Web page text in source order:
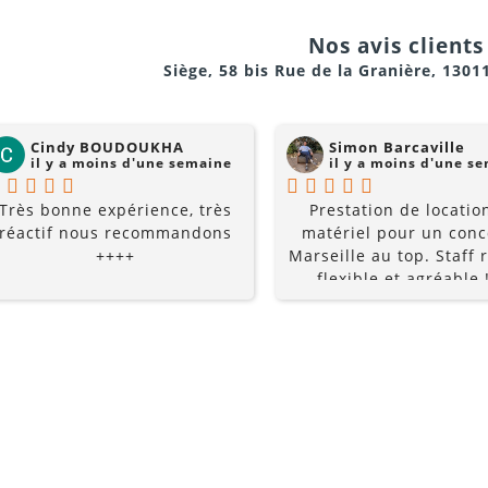
chercher ailleurs? Je
recommande fortement
Nos avis clients
Siège, 58 bis Rue de la Granière,
Cindy BOUDOUKHA
il y a moins d'une semaine
Très bonne expérience, très
réactif nous recommandons
++++
Simon Barcaville
il y a moins d'une
Prestation de
matériel pour un
Marseille au top. Staff
flexible et agréable !
recommande à